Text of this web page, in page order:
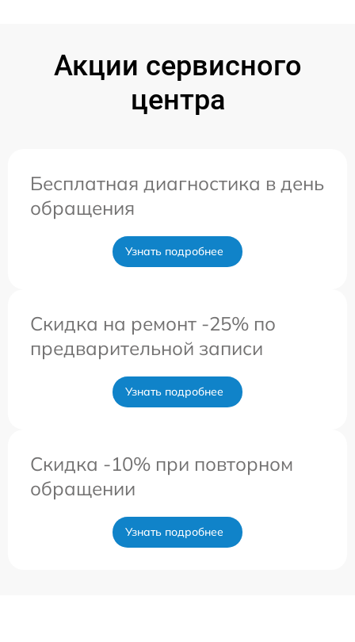
Акции сервисного
центра
Бесплатная диагностика в день
обращения
Узнать подробнее
Скидка на ремонт -25% по
предварительной записи
Узнать подробнее
Скидка -10% при повторном
обращении
Узнать подробнее